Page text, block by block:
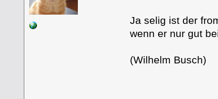
Ja selig ist der
wenn er nur gut
(Wilhelm Busch)